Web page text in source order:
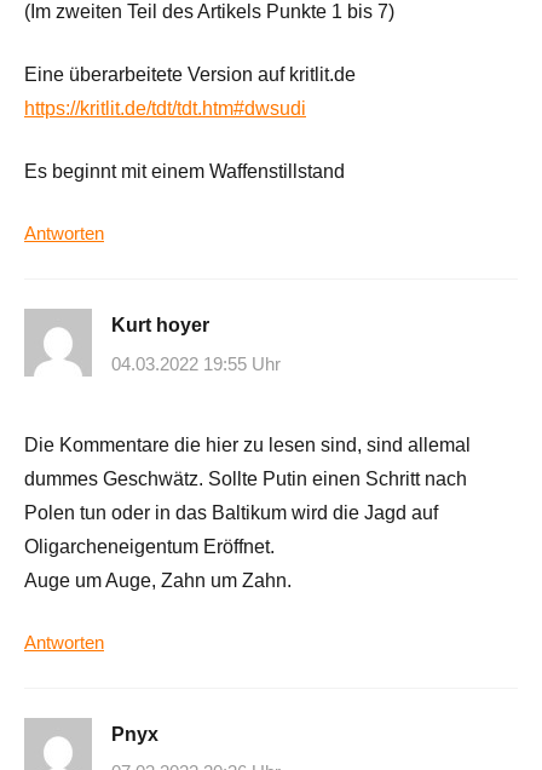
(Im zweiten Teil des Artikels Punkte 1 bis 7)
Eine überarbeitete Version auf kritlit.de
https://kritlit.de/tdt/tdt.htm#dwsudi
Es beginnt mit einem Waffenstillstand
Antworten
Kurt hoyer
04.03.2022 19:55 Uhr
Die Kommentare die hier zu lesen sind, sind allemal
dummes Geschwätz. Sollte Putin einen Schritt nach
Polen tun oder in das Baltikum wird die Jagd auf
Oligarcheneigentum Eröffnet.
Auge um Auge, Zahn um Zahn.
Antworten
Pnyx